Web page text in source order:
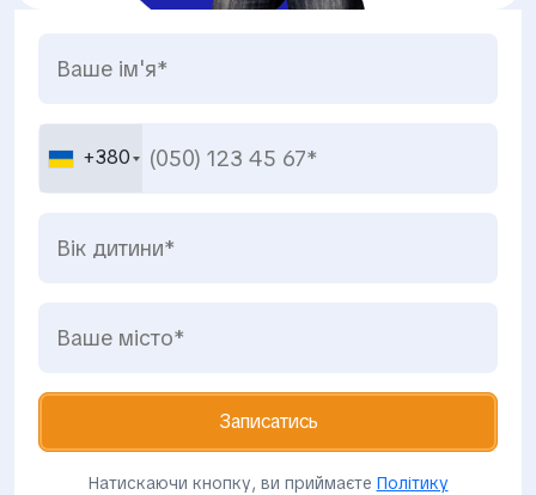
+380
Натискаючи кнопку, ви приймаєте Політику